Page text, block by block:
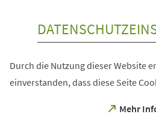
Durch die Nutzung dieser Website
einverstanden, dass diese Seite
Mehr
(Öffnet